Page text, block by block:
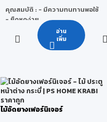
คุณสมบัติ : - มีความทนทานพอใช้
- ยืดหดง่าย
- เลื่อย ไส ผ่าง่าย
- ไม้บิดงอตามสภาพภูมิอากาศ
: เสี้ยนมักจะฉีกติดกันเป็น
ไม่เรียบดีนัก หากใช้ในการก่อสร้าง
จะรับน้ำหนักมากๆไม่ได้ ใช้ในที่ต้อง
ตากแดตากฝนไม่ได้แต่ถ้าทาสี
น้ำมันป้องกันไว้ น้ำหนักต่อ 1
อ่าน
เพิ่ม
ไม้อัดยางเฟอร์นิเจอร์